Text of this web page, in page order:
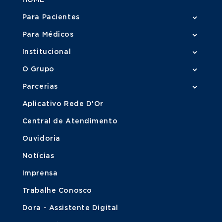
Para Pacientes
Para Médicos
Institucional
O Grupo
Parcerias
Aplicativo Rede D'Or
Central de Atendimento
Ouvidoria
Notícias
Imprensa
Trabalhe Conosco
Dora - Assistente Digital